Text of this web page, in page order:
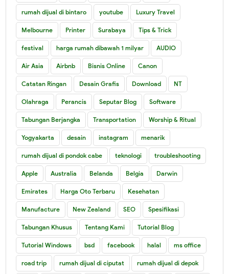
rumah dijual di bintaro youtube Luxury Travel
Melbourne Printer Surabaya Tips & Trick
festival harga rumah dibawah 1 milyar AUDIO
Air Asia Airbnb Bisnis Online Canon
Catatan Ringan Desain Grafis Download NT
Olahraga Perancis Seputar Blog Software
Tabungan Berjangka Transportation Worship & Ritual
Yogyakarta desain instagram menarik
rumah dijual di pondok cabe teknologi troubleshooting
Apple Australia Belanda Belgia Darwin
Emirates Harga Oto Terbaru Kesehatan
Manufacture New Zealand SEO Spesifikasi
Tabungan Khusus Tentang Kami Tutorial Blog
Tutorial Windows bsd facebook halal ms office
road trip rumah dijual di ciputat rumah dijual di depok